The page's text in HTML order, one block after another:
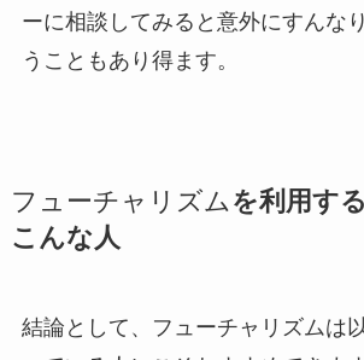
ーに相談してみると意外にすんな
うこともあり得ます。
フューチャリズムを利用す
こんな人
結論として、 フューチャリズムは